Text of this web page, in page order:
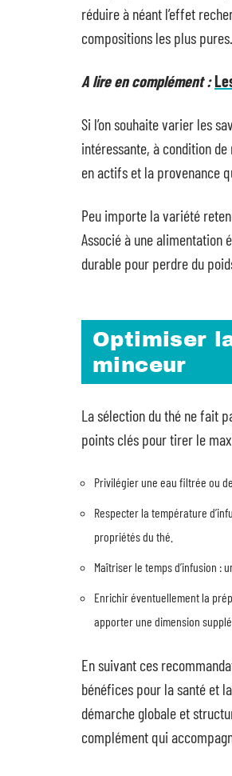
réduire à néant l’effet
compositions les plus pures.
A lire en complément :
Si l’on souhaite varier les
intéressante, à condition
en actifs et la provenance
Peu importe la variété
Associé à une alimentation
durable pour perdre du
Optimiser
minceur
La sélection du thé ne fait
points clés pour tirer le
Privilégier une eau filtrée ou
Respecter la température
propriétés du thé.
Maîtriser le temps d’infusion :
Enrichir éventuellement la
apporter une dimension
En suivant ces
bénéfices pour la santé et
démarche globale et
complément qui